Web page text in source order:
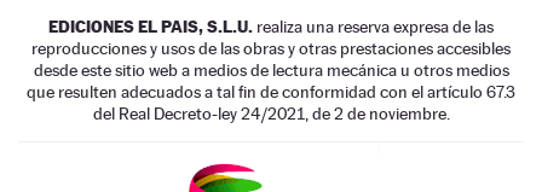
EDICIONES EL PAIS, S.L.U. realiza una reserva expresa de las
reproducciones y usos de las obras y otras prestaciones accesibles
desde este sitio web a medios de lectura mecánica u otros medios
que resulten adecuados a tal fin de conformidad con el artículo 67.3
del Real Decreto-ley 24/2021, de 2 de noviembre.